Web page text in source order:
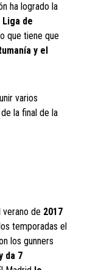
ha logrado la
Liga de
que tiene que
y el
varios
la final de la
verano de 2017
temporadas el
los gunners
da 7